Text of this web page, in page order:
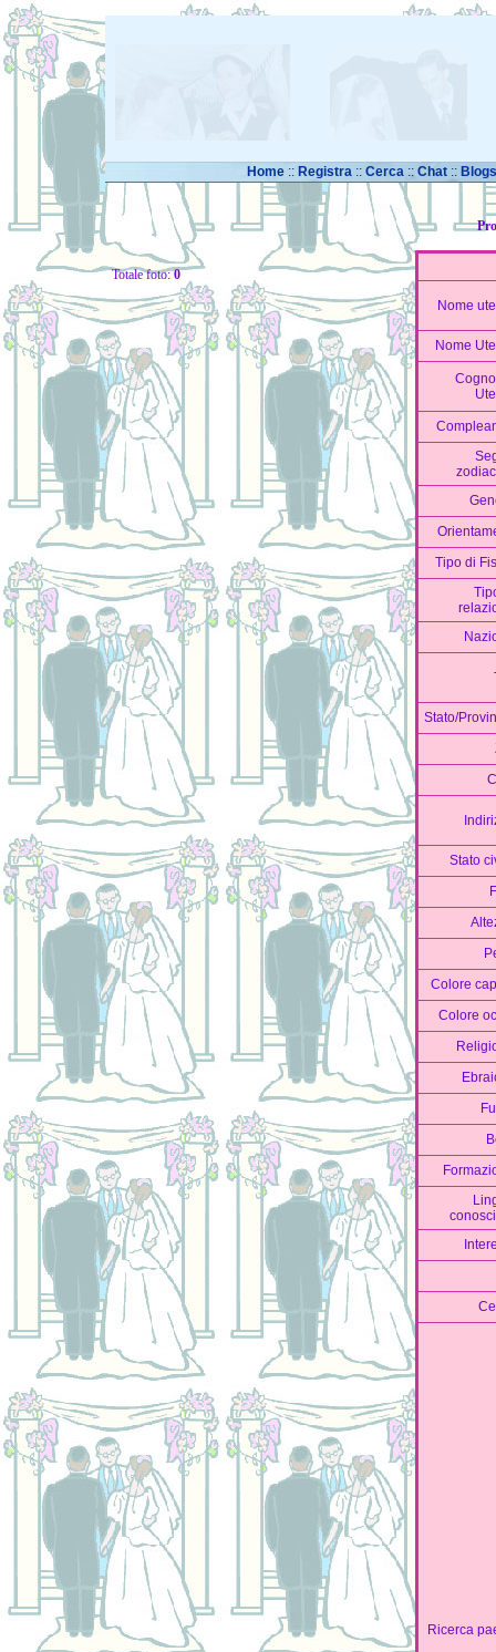
Home :: Registra:: Cerca :: Chat :: Blogs
Totale foto:0
Nome
Nome
Tipo di
Stato/
Stato
Colore
Colore
Ricerca